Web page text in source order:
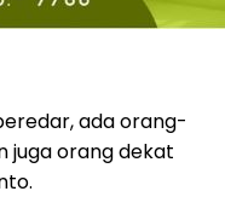
ada orang-
juga orang dekat